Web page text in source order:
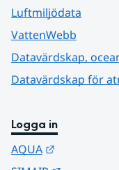
Luftmiljödata
VattenWebb
Datavärdskap,
Datavärdskap för
Logga in
AQUA